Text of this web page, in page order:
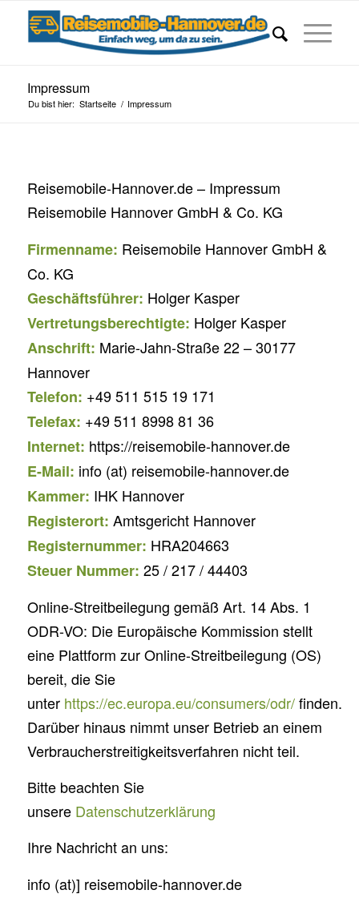
Impressum
Du bist hier: Startseite / Impressum
Reisemobile-Hannover.de – Impressum
Reisemobile Hannover GmbH & Co. KG
Firmenname: Reisemobile Hannover GmbH &
Co. KG
Geschäftsführer: Holger Kasper
Vertretungsberechtigte: Holger Kasper
Anschrift: Marie-Jahn-Straße 22 – 30177
Hannover
Telefon: +49 511 515 19 171
Telefax: +49 511 8998 81 36
Internet: https://reisemobile-hannover.de
E-Mail: info (at) reisemobile-hannover.de
Kammer: IHK Hannover
Registerort: Amtsgericht Hannover
Registernummer: HRA204663
Steuer Nummer: 25 / 217 / 44403
Online-Streitbeilegung gemäß Art. 14 Abs. 1
ODR-VO: Die Europäische Kommission stellt
eine Plattform zur Online-Streitbeilegung (OS)
bereit, die Sie
unter https://ec.europa.eu/consumers/odr/finden.
Darüber hinaus nimmt unser Betrieb an einem
Verbraucherstreitigkeitsverfahren nicht teil.
Bitte beachten Sie
unsere Datenschutzerklärung
Ihre Nachricht an uns:
info (at)] reisemobile-hannover.de